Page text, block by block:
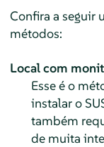
Confira a seguir
métodos:
Local com
Esse é o
instalar o
também
de muita